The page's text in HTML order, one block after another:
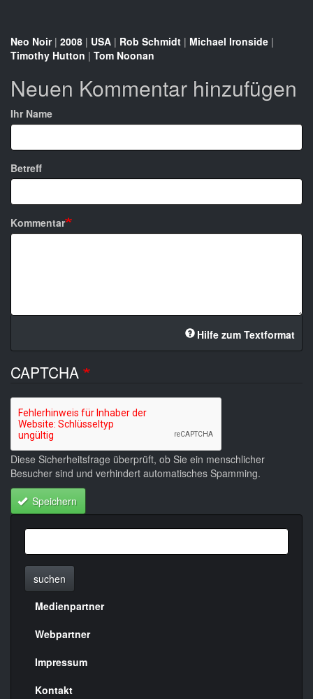
Neo Noir| 2008 | USA | Rob Schmidt | Michael Ironside |
Timothy Hutton | Tom Noonan
Neuen Kommentar hinzufügen
Ihr Name
Betreff
Kommentar
Hilfe zum Textformat
CAPTCHA
Diese Sicherheitsfrage überprüft, ob Sie ein menschlicher
Besucher sind und verhindert automatisches Spamming.
Speichern
suchen
Menülinks
rechte
Seite
Medienpartner
Webpartner
Impressum
Kontakt